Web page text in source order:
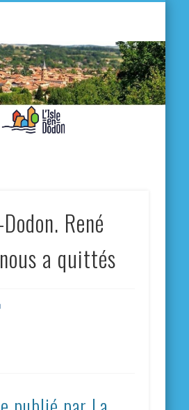
René
a quittés